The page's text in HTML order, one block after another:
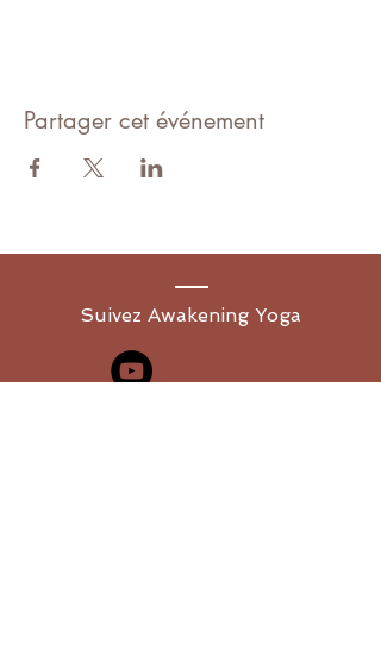
Partager cet événement
Suivez Awakening Yoga